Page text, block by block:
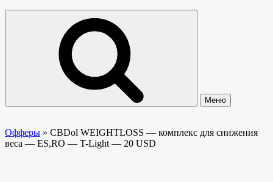
Меню
Офферы » CBDol WEIGHTLOSS — комплекс для снижения
веса — ES,RO — T-Light — 20 USD